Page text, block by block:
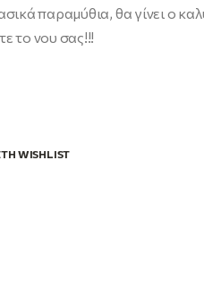
παραμύθια, θα γίνει ο
το νου σας!!!
WISHLIST